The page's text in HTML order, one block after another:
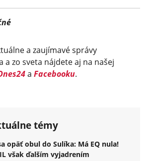
a zaujímavé správy
a zo sveta nájdete aj na našej
aFacebooku.
témy
opäť obul do Sulíka: Má EQ nula!
však ďalším vyjadrením